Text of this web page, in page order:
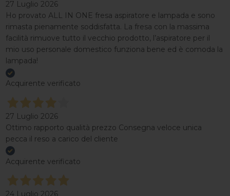
27 Luglio 2026
Ho provato ALL IN ONE fresa aspiratore e lampada e sono
rimasta pienamente soddisfatta. La fresa con la massima
facilità rimuove tutto il vecchio prodotto, l’aspiratore per il
mio uso personale domestico funziona bene ed è comoda la
lampada!
Acquirente verificato
27 Luglio 2026
Ottimo rapporto qualità prezzo Consegna veloce unica
pecca il reso a carico del cliente
Acquirente verificato
24 Luglio 2026